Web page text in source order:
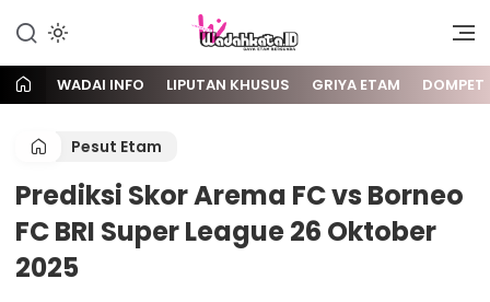
Wadai
Gaya Etam Bersuara
WADAI INFO LIPUTAN KHUSUS GRIYA ETAM DOMPET
Pesut Etam
Prediksi Skor Arema FC vs Borneo
FC BRI Super League 26 Oktober
2025